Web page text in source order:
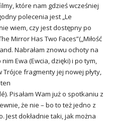
które nam gdzieś wcześniej
polecenia jest „Le
wiem, czy jest dostępny po
Mirror Has Two Faces”(„Miłość
Nabrałam znowu ochoty na
Ewa (Ewcia, dzięki) i po tym,
fragmenty jej nowej płyty,
Pisałam Wam już o spotkaniu z
że nie – bo to też jedno z
Jest dokładnie taki, jak można